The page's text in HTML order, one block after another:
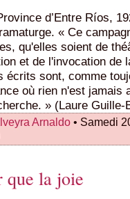
d’Entre Ríos,
« Ce
qu'elles soient de
et de l'invocation de
écrits sont, comme
où rien n'est jamais
» (Laure Guille-
Arnaldo • Samedi
que la joie